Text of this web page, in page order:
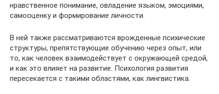
нравственное понимание, овладение языком, эмоциями,
самооценку и формирование личности.
В ней также рассматриваются врожденные психические
структуры, препятствующие обучению через опыт, или
то, как человек взаимодействует с окружающей средой,
и как это влияет на развитие. Психология развития
пересекается с такими областями, как лингвистика.